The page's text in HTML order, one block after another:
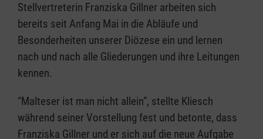
Stellvertreterin Franziska Gillner arbeiten sich
bereits seit Anfang Mai in die Abläufe und
Besonderheiten unserer Diözese ein und lernen
nach und nach alle Gliederungen und ihre Leitungen
kennen.
“Malteser ist man nicht allein”, stellte Kliesch
während seiner Vorstellung fest und betonte, dass
Franziska Gillner und er sich auf die neue Aufgabe